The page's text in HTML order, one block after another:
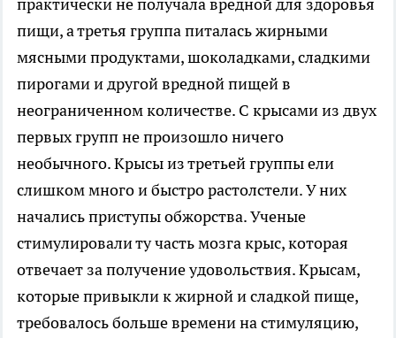
практически не получала вредной для здоровья
пищи, а третья группа питалась жирными
мясными продуктами, шоколадками, сладкими
пирогами и другой вредной пищей в
неограниченном количестве. С крысами из двух
первых групп не произошло ничего
необычного. Крысы из третьей группы ели
слишком много и быстро растолстели. У них
начались приступы обжорства. Ученые
стимулировали ту часть мозга крыс, которая
отвечает за получение удовольствия. Крысам,
которые привыкли к жирной и сладкой пище,
требовалось больше времени на стимуляцию,